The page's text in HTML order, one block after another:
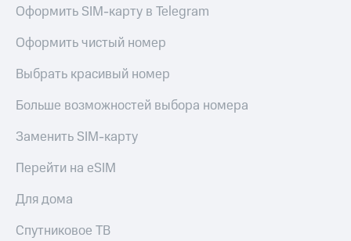
Оформить SIM-карту в Telegram
Оформить чистый номер
Выбрать красивый номер
Больше возможностей выбора номера
Заменить SIM-карту
Перейти на eSIM
Для дома
Спутниковое ТВ